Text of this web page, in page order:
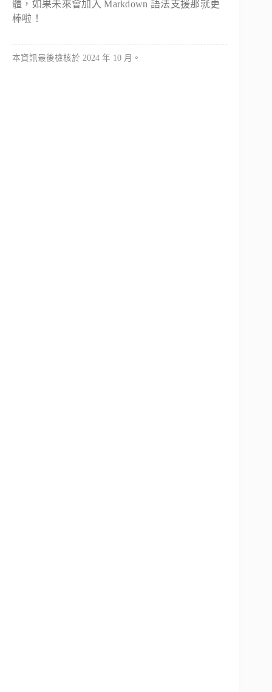
體，如果未來會加入 Markdown 語法支援那就更
棒啦！
本資訊最後檢核於 2024 年 10 月。